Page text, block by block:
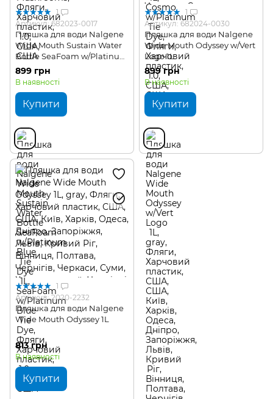
1
Артикул: 682023-0017
Пляшка для води Nalgene
Wide Mouth Sustain Water
Bottle SeaFoam w/Platinum
Blue Tie Dye 1L
899 грн
В наявності
Купити
1
Артикул: 682024-0030
Пляшка для води Nalgene
Wide Mouth Odyssey w/Vert
Logo 1L
899 грн
В наявності
Купити
1
Артикул: 2020-2232
Пляшка для води Nalgene
Wide Mouth Odyssey 1L
813 грн
В наявності
Купити